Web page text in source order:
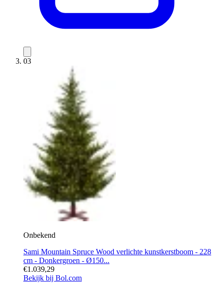
03
Onbekend
Sami Mountain Spruce Wood verlichte kunstkerstboom - 228
cm - Donkergroen - Ø150...
€1.039,29
Bekijk bij Bol.com